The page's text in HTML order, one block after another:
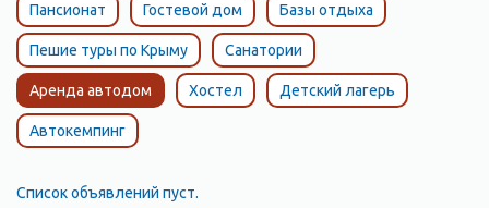
Пансионат Гостевой дом Базы отдыха
Пешие туры по Крыму Санатории
Аренда автодом Хостел Детский лагерь
Автокемпинг
Список объявлений пуст.